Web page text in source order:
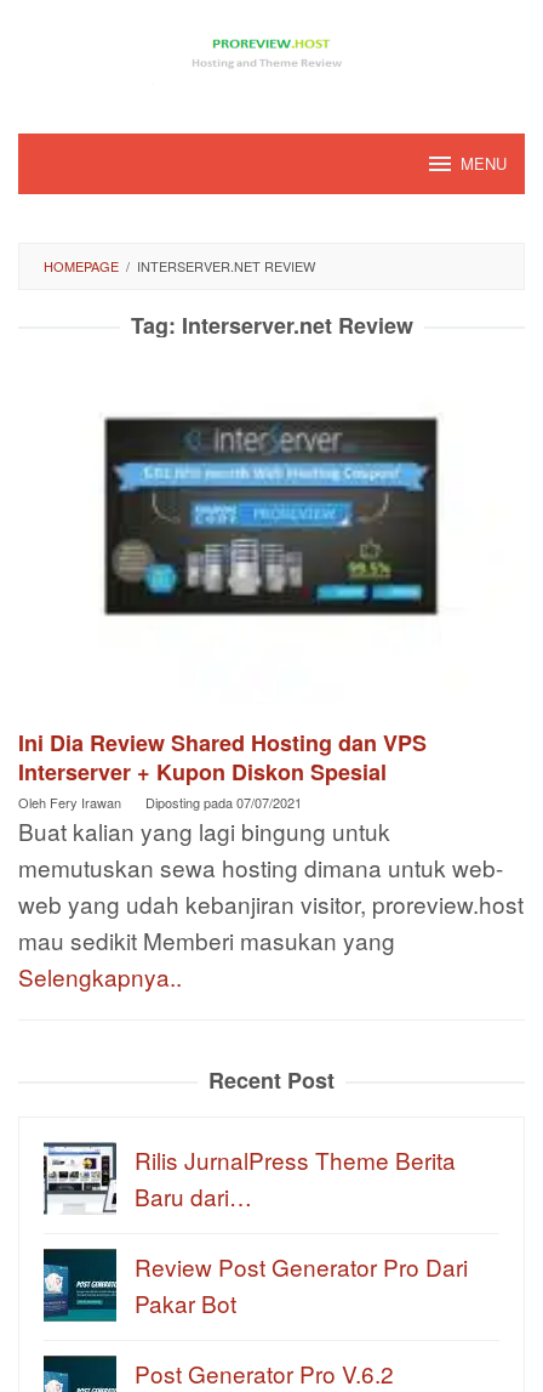
MENU
HOMEPAGE / INTERSERVER.NET REVIEW
Tag: Interserver.net Review
Ini Dia Review Shared Hosting dan VPS
Interserver + Kupon Diskon Spesial
Oleh Fery Irawan Diposting pada07/07/2021
Buat kalian yang lagi bingung untuk
memutuskan sewa hosting dimana untuk web-
web yang udah kebanjiran visitor, proreview.host
mau sedikit Memberi masukan yang
Selengkapnya..
Recent Post
Rilis JurnalPress Theme Berita
Baru dari…
Review Post Generator Pro Dari
Pakar Bot
Post Generator Pro V.6.2